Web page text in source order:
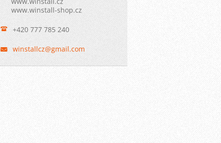
www.winstall-shop.cz
+420 777 785 240
winstallcz@gmail.com